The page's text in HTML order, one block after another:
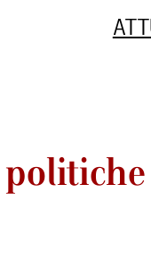
politiche